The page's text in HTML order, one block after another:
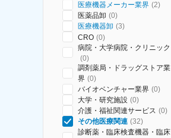
医療機器メーカー業界 (2)
医薬品卸 (0)
医療機器卸 (3)
CRO (0)
病院・大学病院・クリニック
(0)
調剤薬局・ドラッグストア業
界 (0)
バイオベンチャー業界 (0)
大学・研究施設 (0)
介護・福祉関連サービス (0)
その他医療関連 (32)
診断薬・臨床検査機器・臨床